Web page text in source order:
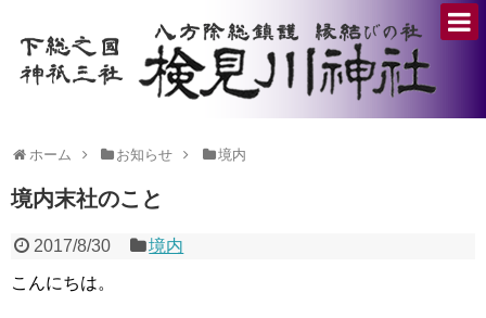
ホーム お知らせ 境内
境内末社のこと
2017/8/30
境内
こんにちは。